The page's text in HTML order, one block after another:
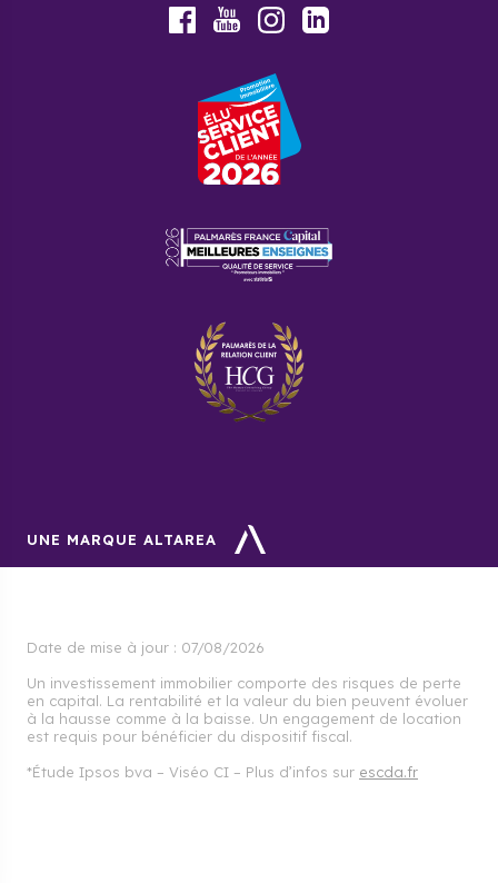
FacebookYoutubeInstagram
UNE MARQUE ALTAREA
Date de mise à jour : 07/08/2026
Un investissement immobilier comporte des risques de perte
en capital. La rentabilité et la valeur du bien peuvent évoluer
à la hausse comme à la baisse. Un engagement de location
est requis pour bénéficier du dispositif fiscal.
*Étude Ipsos bva – Viséo CI – Plus d’infos sur escda.fr